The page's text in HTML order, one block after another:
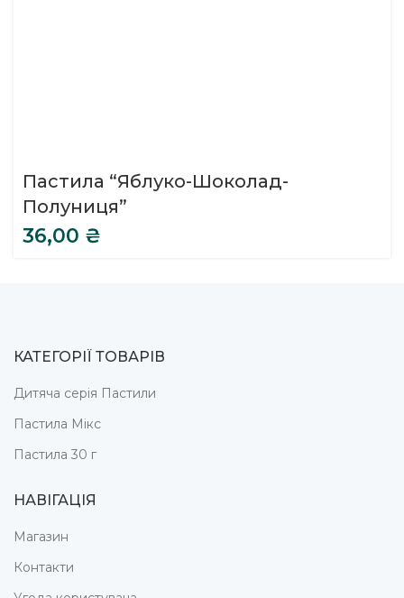
Пастила “Яблуко-Шоколад-
Полуниця”
36,00 ₴
КАТЕГОРІЇ ТОВАРІВ
Дитяча серія Пастили
Пастила Мікс
Пастила 30 г
НАВІГАЦІЯ
Магазин
Контакти